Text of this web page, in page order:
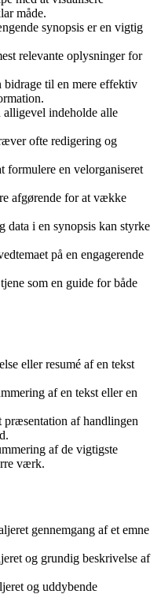
måde.
synopsis er en vigtig
relevante oplysninger for
bidrage til en mere effektiv
indeholde alle
ofte redigering og
formulere en velorganiseret
afgørende for at vække
data i en synopsis kan styrke
på en engagerende
som en guide for både
eller resumé af en tekst
af en tekst eller en
præsentation af handlingen
af de vigtigste
værk.
gennemgang af et emne
og grundig beskrivelse af
og uddybende